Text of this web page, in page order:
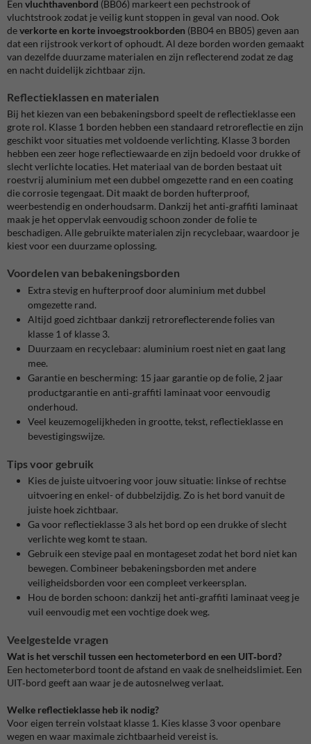
Een vluchthavenbord (BB06) markeert een pechstrook of
vluchtstrook zodat je veilig kunt stoppen in geval van nood. Ook
deverkorte en korte invoegstrookborden (BB04 en BB05) geven aan
dat een rijstrook verkort of ophoudt. Al deze borden worden gemaakt
van dezelfde duurzame materialen en zijn reflecterend zodat ze dag
en nacht duidelijk zichtbaar zijn.
Reflectieklassen en materialen
Bij het kiezen van een bebakeningsbord speelt de reflectieklasse een
grote rol. Klasse 1 borden hebben een standaard retroreflectie en zijn
geschikt voor situaties met voldoende verlichting. Klasse 3 borden
hebben een zeer hoge reflectiewaarde en zijn bedoeld voor drukke of
slecht verlichte locaties. Het materiaal van de borden bestaat uit
roestvrij aluminium met een dubbel omgezette rand en een coating
die corrosie tegengaat. Dit maakt de borden hufterproof,
weerbestendig en onderhoudsarm. Dankzij het anti‑graffiti laminaat
maak je het oppervlak eenvoudig schoon zonder de folie te
beschadigen. Alle gebruikte materialen zijn recyclebaar, waardoor je
kiest voor een duurzame oplossing.
Voordelen van bebakeningsborden
Extra stevig en hufterproof door aluminium met dubbel
omgezette rand.
Altijd goed zichtbaar dankzij retroreflecterende folies van
klasse 1 of klasse 3.
Duurzaam en recyclebaar: aluminium roest niet en gaat lang
mee.
Garantie en bescherming: 15 jaar garantie op de folie, 2 jaar
productgarantie en anti‑graffiti laminaat voor eenvoudig
onderhoud.
Veel keuzemogelijkheden in grootte, tekst, reflectieklasse en
bevestigingswijze.
Tips voor gebruik
Kies de juiste uitvoering voor jouw situatie: linkse of rechtse
uitvoering en enkel- of dubbelzijdig. Zo is het bord vanuit de
juiste hoek zichtbaar.
Ga voor reflectieklasse 3 als het bord op een drukke of slecht
verlichte weg komt te staan.
Gebruik een stevige paal en montageset zodat het bord niet kan
bewegen. Combineer bebakeningsborden met andere
veiligheidsborden voor een compleet verkeersplan.
Hou de borden schoon: dankzij het anti‑graffiti laminaat veeg je
vuil eenvoudig met een vochtige doek weg.
Veelgestelde vragen
Wat is het verschil tussen een hectometerbord en een UIT‑bord?
Een hectometerbord toont de afstand en vaak de snelheidslimiet. Een
UIT‑bord geeft aan waar je de autosnelweg verlaat.
Welke reflectieklasse heb ik nodig?
Voor eigen terrein volstaat klasse 1. Kies klasse 3 voor openbare
wegen en waar maximale zichtbaarheid vereist is.